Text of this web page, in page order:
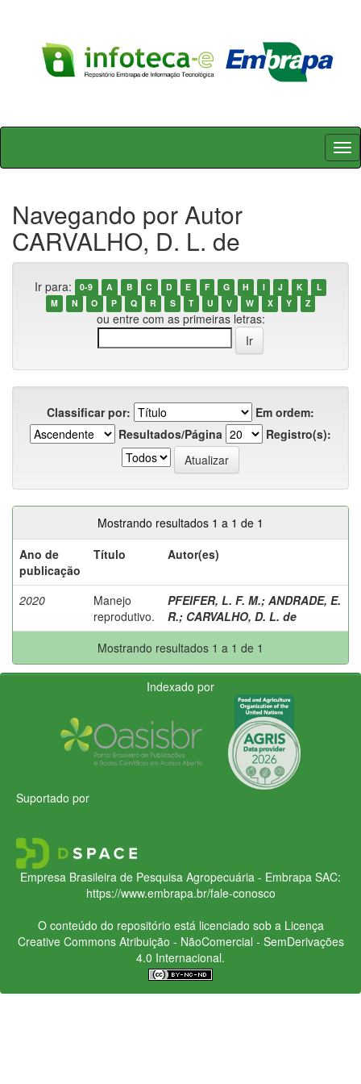
Skip
Navegando por Autor
CARVALHO, D. L. de
Ir para: 0-9 A B C D E F G H I J K
L
M
N O P Q R S T U V W X Y Z
ou entre com as primeiras letras:
Classificar por:
Em ordem:
Resultados/Página
Registro(s):
Mostrando resultados 1 a 1 de 1
Ano de
publicação
Título Autor(es)
2020
Manejo
reprodutivo.
PFEIFER, L. F. M.; ANDRADE, E.
R.; CARVALHO, D. L. de
Mostrando resultados 1 a 1 de 1
Indexado por
Suportado por
Empresa Brasileira de Pesquisa Agropecuária - Embrapa SAC:
https://www.embrapa.br/fale-conosco
O conteúdo do repositório está licenciado sob a Licença
Creative CommonsAtribuição - NãoComercial - SemDerivações
4.0 Internacional.